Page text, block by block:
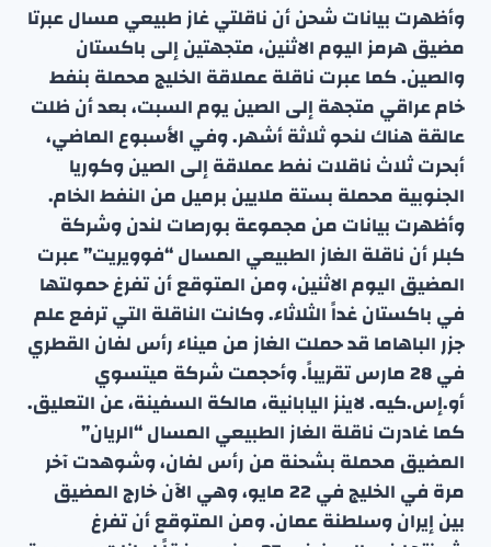
وأظهرت بيانات شحن أن ناقلتي غاز طبيعي مسال عبرتا
مضيق هرمز اليوم الاثنين، متجهتين إلى باكستان
والصين. كما عبرت ناقلة عملاقة الخليج محملة بنفط
خام عراقي متجهة إلى الصين يوم السبت، بعد أن ظلت
عالقة هناك لنحو ثلاثة أشهر. وفي الأسبوع الماضي،
أبحرت ثلاث ناقلات نفط عملاقة إلى الصين وكوريا
الجنوبية محملة بستة ملايين برميل من النفط الخام.
وأظهرت بيانات من مجموعة بورصات لندن وشركة
كبلر أن ناقلة الغاز الطبيعي المسال “فوويريت” عبرت
المضيق اليوم الاثنين، ومن المتوقع أن تفرغ حمولتها
في باكستان غداً الثلاثاء. وكانت الناقلة التي ترفع علم
جزر الباهاما قد حملت الغاز من ميناء رأس لفان القطري
في 28 مارس تقريباً. وأحجمت شركة ميتسوي
أو.إس.كيه. لاينز اليابانية، مالكة السفينة، عن التعليق.
كما غادرت ناقلة الغاز الطبيعي المسال “الريان”
المضيق محملة بشحنة من رأس لفان، وشوهدت آخر
مرة في الخليج في 22 مايو، وهي الآن خارج المضيق
بين إيران وسلطنة عمان. ومن المتوقع أن تفرغ